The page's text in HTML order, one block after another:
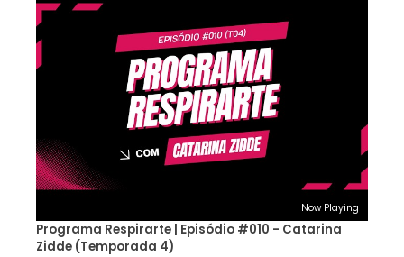
Now Playing
Programa Respirarte | Episódio #010 - Catarina
Zidde (Temporada 4)